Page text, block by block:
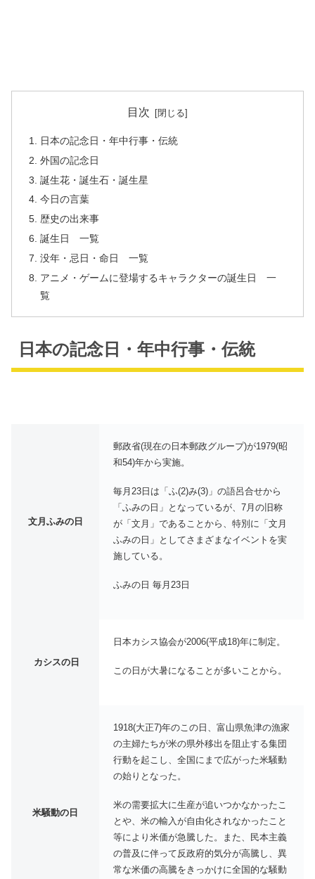
目次
日本の記念日・年中行事・伝統
外国の記念日
誕生花・誕生石・誕生星
今日の言葉
歴史の出来事
誕生日 一覧
没年・忌日・命日 一覧
アニメ・ゲームに登場するキャラクターの誕生日 一
覧
日本の記念日・年中行事・伝統
文月ふみの日
郵政省(現在の日本郵政グループ)が1979(昭
和54)年から実施。
毎月23日は「ふ(2)み(3)」の語呂合せから
「ふみの日」となっているが、7月の旧称
が「文月」であることから、特別に「文月
ふみの日」としてさまざまなイベントを実
施している。
ふみの日 毎月23日
カシスの日
日本カシス協会が2006(平成18)年に制定。
この日が大暑になることが多いことから。
米騒動の日
1918(大正7)年のこの日、富山県魚津の漁家
の主婦たちが米の県外移出を阻止する集団
行動を起こし、全国にまで広がった米騒動
の始りとなった。
米の需要拡大に生産が追いつかなかったこ
とや、米の輸入が自由化されなかったこと
等により米価が急騰した。また、民本主義
の普及に伴って反政府的気分が高騰し、異
常な米価の高騰をきっかけに全国的な騒動